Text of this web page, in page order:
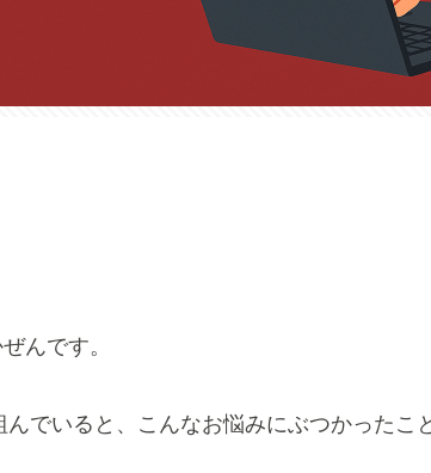
んです。
でいると、こんなお悩みにぶつかったこ